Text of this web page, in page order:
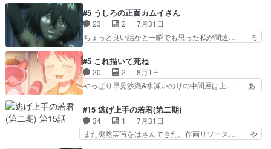
け？と思ったら歌唱シーン… の、らいぶシーン
＿!!­­--­­--­… それだけでええやん！！しかし、ビオラ
が仕…
の鬼夜叉と田楽の増次郎。小さないざこ… 着眼点
は良くとも、先鋭的すぎるのか。芸能… 鬼夜叉は
石也と共に観世座をあとにし、三条… 観世座を離
れ、三条坊門御所で日々を送る鬼… 「お前(鬼夜
子舞勝負。鬼夜叉は猫の動き… 登場人物の我が強
い。新しい獅子舞に拘って… 第５話を
primevideoで視聴しまし…
#5 うしろの正面カムイさん
23 2
7月31日
ちょっと良い話かと一瞬でも思った私が間違… ろ
も1日お疲れ様でした～───昨晩～今… 幼女に拾
われたお市ちゃんの恩返し。化け猫… 役にて出演
させていただきました。ジョアン… トイ・ストー
リーみたいな始まり。流石に除… 猫相手になんで
し良い話化け猫は油が好物… 今回はあかやし1体
のみで15分。金持ちの… 今更だけど霊が性行為
で祓えることは何とな…
#5 これ描いて死ね
20 2
8月1日
やっぱり早見沙織&水瀬いのりの中間層は上… あ
人物が増えてわいわいしたところが好き… 初コミ
ティアで２０冊刷りは妥当だよね。俺… 藤森さん
のママ向けの漫画で、また涙腺が⋯… 〜漫画に
「想い」をこめよう｣娘に漫画であ… 何回この作
#15 逃げ上手の若君(第二期)
34 1
7月31日
また突然実写をはさんできた。作画リソース… や